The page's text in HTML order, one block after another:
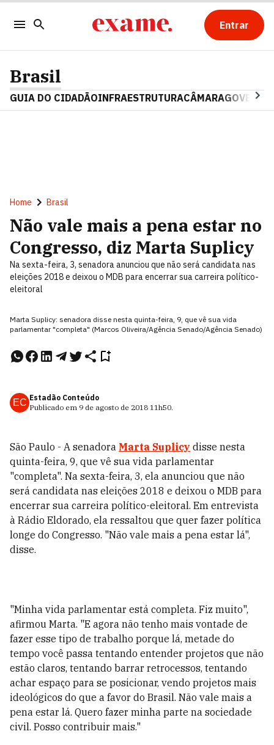
Entrar
Brasil
GUIA DO CIDADÃOINFRAESTRUTURACÂMARAGOVERNO
Home Brasil
Não vale mais a pena estar no
Congresso, diz Marta Suplicy
Na sexta-feira, 3, senadora anunciou que não será candidata nas
eleições 2018 e deixou o MDB para encerrar sua carreira político-
eleitoral
Marta Suplicy: senadora disse nesta quinta-feira, 9, que vê sua vida
parlamentar "completa" (Marcos Oliveira/Agência Senado/Agência Senado)
EC Estadão Conteúdo
Publicado em 9 de agosto de 2018 11h50.
São Paulo - A senadora Marta Suplicy disse nesta
quinta-feira, 9, que vê sua vida parlamentar
"completa". Na sexta-feira, 3, ela anunciou que não
será candidata nas eleições 2018 e deixou o MDB para
encerrar sua carreira político-eleitoral. Em entrevista
à Rádio Eldorado, ela ressaltou que quer fazer política
longe do Congresso. "Não vale mais a pena estar lá",
disse.
"Minha vida parlamentar está completa. Fiz muito",
afirmou Marta. "E agora não tenho mais vontade de
fazer esse tipo de trabalho porque lá, metade do
tempo você passa tentando entender projetos que não
estão claros, tentando barrar retrocessos, tentando
achar espaço para se posicionar, vendo projetos mais
ideológicos do que a favor do Brasil. Não vale mais a
pena estar lá. Quero fazer minha parte na sociedade
civil. Posso contribuir mais."